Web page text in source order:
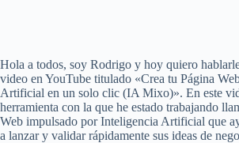
Hola a todos, soy Rodrigo y hoy quiero
video en YouTube titulado «Crea tu Página
Artificial en un solo clic (IA Mixo)». En este
herramienta con la que he estado trabajando
Web impulsado por Inteligencia Artificial que
a lanzar y validar rápidamente sus ideas de